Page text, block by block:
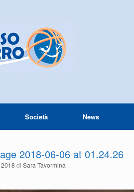
Società News
2018-06-06 at 01.24.26
di Sara Tavormina